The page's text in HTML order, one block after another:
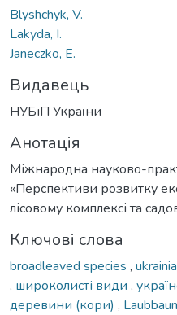
Blyshchyk, V.
Lakyda, I.
Janeczko, E.
Видавець
НУБіП України
Анотація
Міжнародна науково-
«Перспективи розвитку
лісовому комплексі та
Ключові слова
broadleaved species ,
, широколисті види ,
деревини (кори) ,